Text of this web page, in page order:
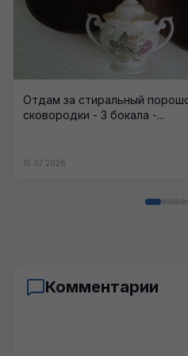
Отдам за стиральный
сковородки - 3 бокала -...
15.07.2026
Комментарии